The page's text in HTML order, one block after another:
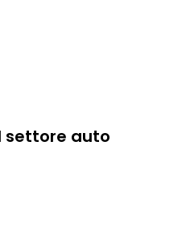
settore auto